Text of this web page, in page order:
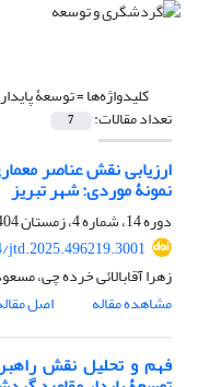
کلیدواژه‌ها =توسعۀ پایدار
تعداد مقالات: 7
ارزیابی نقش عناصر
نمونۀ موردی: شهر تبریز
دوره 14، شماره 4، زمستان 1404، صفحه
jtd.2025.496219.3001
زهرا آقابالائی خرده چی،
مشاهده مقاله
اصل
فهم و تحلیل نقش